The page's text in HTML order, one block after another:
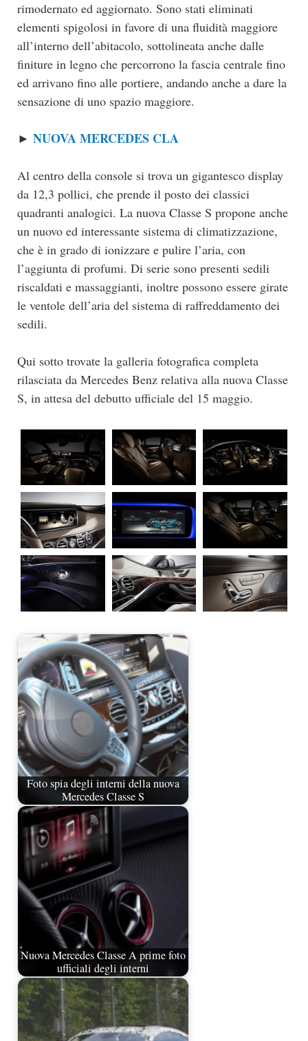
rimodernato ed aggiornato. Sono stati eliminati
elementi spigolosi in favore di una fluidità maggiore
all’interno dell’abitacolo, sottolineata anche dalle
finiture in legno che percorrono la fascia centrale fino
ed arrivano fino alle portiere, andando anche a dare la
sensazione di uno spazio maggiore.
► NUOVA MERCEDES CLA
Al centro della console si trova un gigantesco display
da 12,3 pollici, che prende il posto dei classici
quadranti analogici. La nuova Classe S propone anche
un nuovo ed interessante sistema di climatizzazione,
che è in grado di ionizzare e pulire l’aria, con
l’aggiunta di profumi. Di serie sono presenti sedili
riscaldati e massaggianti, inoltre possono essere girate
le ventole dell’aria del sistema di raffreddamento dei
sedili.
Qui sotto trovate la galleria fotografica completa
rilasciata da Mercedes Benz relativa alla nuova Classe
S, in attesa del debutto ufficiale del 15 maggio.
Foto spia degli interni della nuova
Mercedes Classe S
Nuova Mercedes Classe A prime foto
ufficiali degli interni